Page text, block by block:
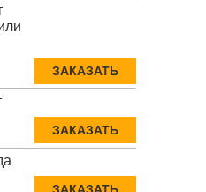
ЗАКАЗАТЬ
ЗАКАЗАТЬ
ЗАКАЗАТЬ